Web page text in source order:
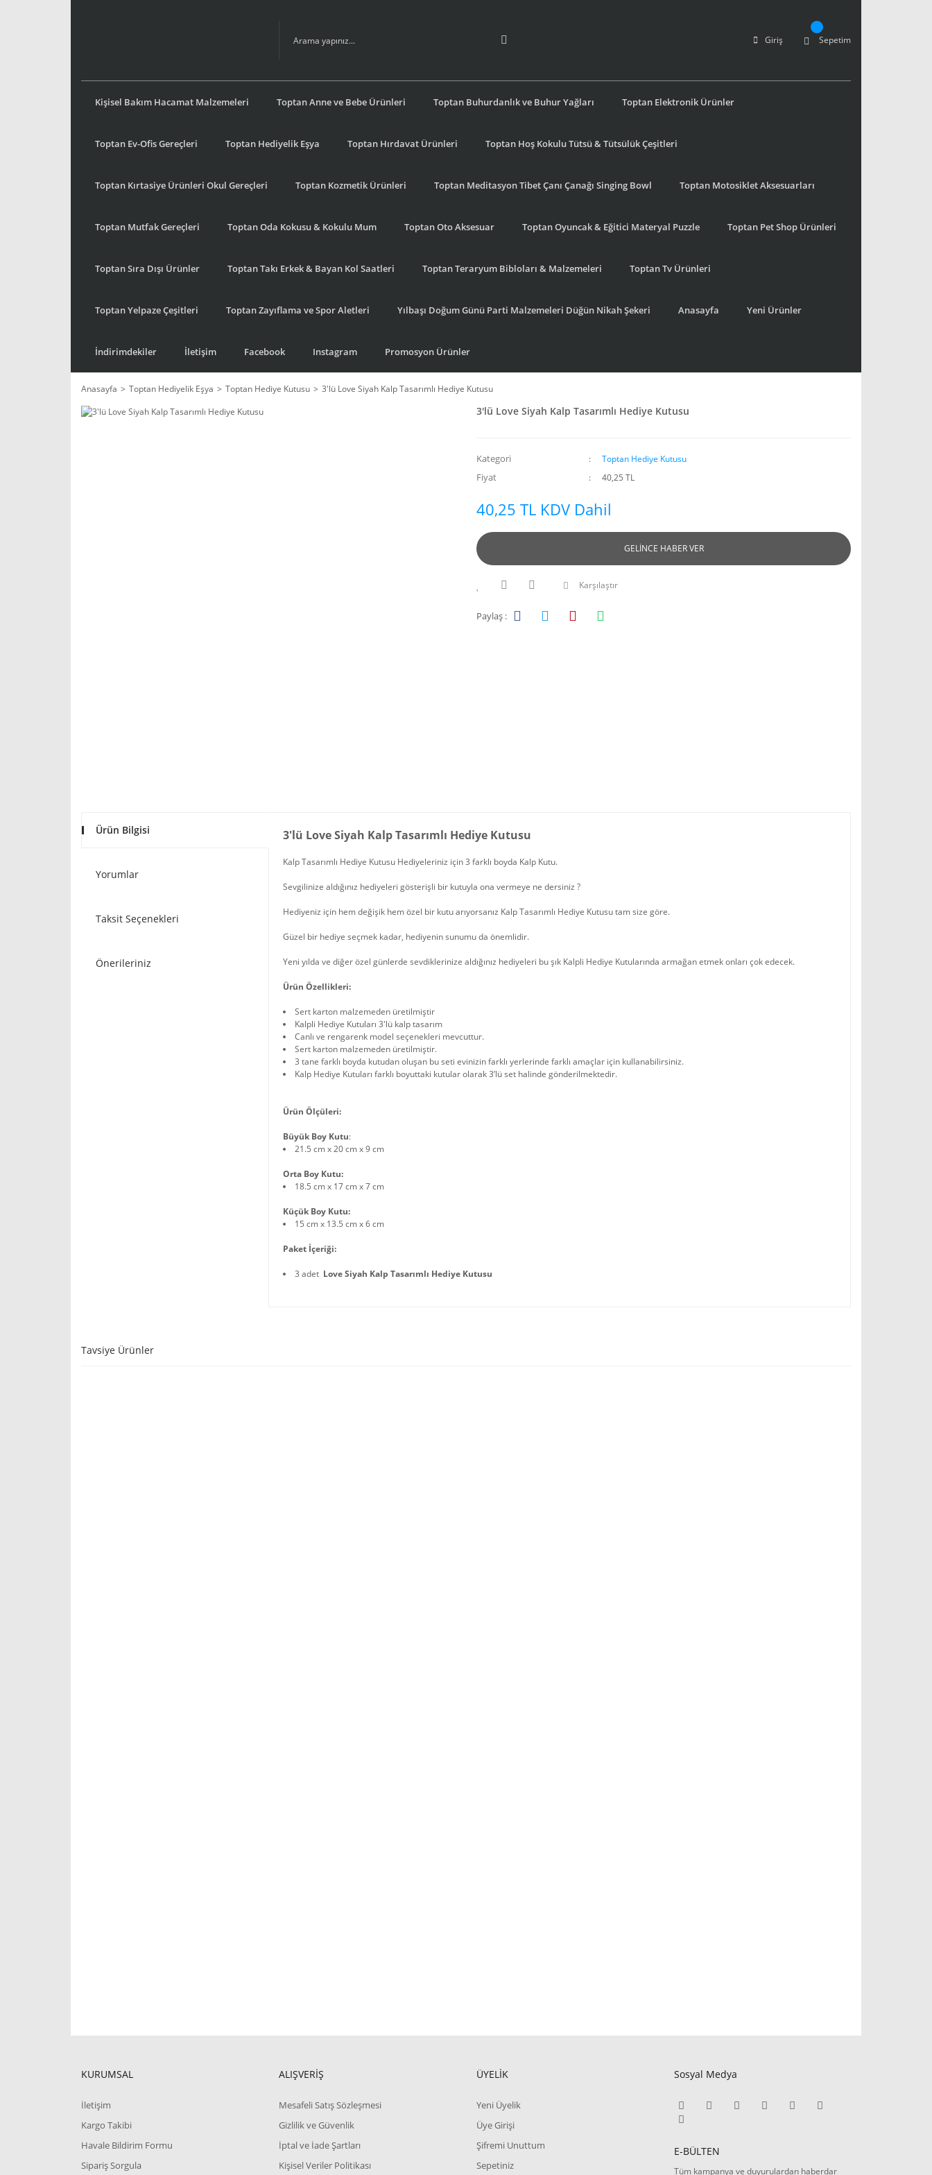
Giriş Sepetim
Kişisel Bakım Hacamat Malzemeleri Toptan Anne ve Bebe Ürünleri Toptan Buhurdanlık ve Buhur Yağları Toptan Elektronik Ürünler
Toptan Ev-Ofis Gereçleri Toptan Hediyelik Eşya Toptan Hırdavat Ürünleri Toptan Hoş Kokulu Tütsü & Tütsülük Çeşitleri
Toptan Kırtasiye Ürünleri Okul Gereçleri Toptan Kozmetik Ürünleri Toptan Meditasyon Tibet Çanı Çanağı Singing Bowl Toptan Motosiklet Aksesuarları
Toptan Mutfak Gereçleri Toptan Oda Kokusu & Kokulu Mum Toptan Oto Aksesuar Toptan Oyuncak & Eğitici Materyal Puzzle Toptan Pet Shop Ürünleri
Toptan Sıra Dışı Ürünler Toptan Takı Erkek & Bayan Kol Saatleri Toptan Teraryum Bibloları & Malzemeleri Toptan Tv Ürünleri
Toptan Yelpaze Çeşitleri Toptan Zayıflama ve Spor Aletleri Yılbaşı Doğum Günü Parti Malzemeleri Düğün Nikah Şekeri Anasayfa Yeni Ürünler
İndirimdekiler İletişim Facebook Instagram Promosyon Ürünler
Anasayfa Toptan Hediyelik Eşya Toptan Hediye Kutusu 3'lü Love Siyah Kalp Tasarımlı Hediye Kutusu
3'lü Love Siyah Kalp Tasarımlı Hediye Kutusu
Kategori Toptan Hediye Kutusu
Fiyat 40,25 TL
40,25 TL KDV Dahil
GELİNCE HABER VER
Karşılaştır
Paylaş :
Ürün Bilgisi
Yorumlar
Taksit Seçenekleri
Önerileriniz
3'lü Love Siyah Kalp Tasarımlı Hediye Kutusu
Kalp Tasarımlı Hediye Kutusu Hediyeleriniz için 3 farklı boyda Kalp Kutu.
Sevgilinize aldığınız hediyeleri gösterişli bir kutuyla ona vermeye ne dersiniz ?
Hediyeniz için hem değişik hem özel bir kutu arıyorsanız Kalp Tasarımlı Hediye Kutusu tam size göre.
Güzel bir hediye seçmek kadar, hediyenin sunumu da önemlidir.
Yeni yılda ve diğer özel günlerde sevdiklerinize aldığınız hediyeleri bu şık Kalpli Hediye Kutularında armağan etmek onları çok edecek.
Ürün Özellikleri:
Sert karton malzemeden üretilmiştir
Kalpli Hediye Kutuları 3'lü kalp tasarım
Canlı ve rengarenk model seçenekleri mevcuttur.
Sert karton malzemeden üretilmiştir.
3 tane farklı boyda kutudan oluşan bu seti evinizin farklı yerlerinde farklı amaçlar için kullanabilirsiniz.
Kalp Hediye Kutuları farklı boyuttaki kutular olarak 3’lü set halinde gönderilmektedir.
Ürün Ölçüleri:
Büyük Boy Kutu:
21.5 cm x 20 cm x 9 cm
Orta Boy Kutu:
18.5 cm x 17 cm x 7 cm
Küçük Boy Kutu:
15 cm x 13.5 cm x 6 cm
Paket İçeriği:
3 adet Love Siyah Kalp Tasarımlı Hediye Kutusu
Tavsiye Ürünler
KURUMSAL
İletişim
Kargo Takibi
Havale Bildirim Formu
Sipariş Sorgula
ALIŞVERİŞ
Mesafeli Satış Sözleşmesi
Gizlilik ve Güvenlik
İptal ve İade Şartları
Kişisel Veriler Politikası
ÜYELİK
Yeni Üyelik
Üye Girişi
Şifremi Unuttum
Sepetiniz
Sosyal Medya
E-BÜLTEN
Tüm kampanya ve duyurulardan haberdar